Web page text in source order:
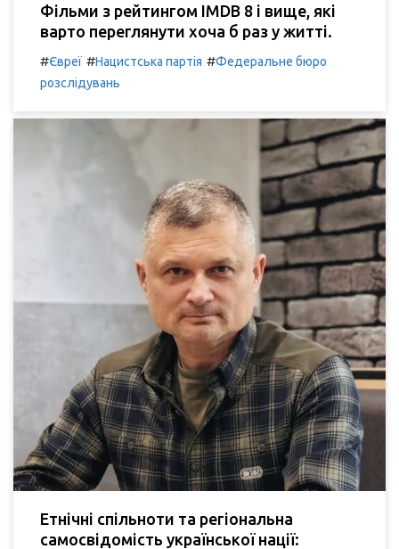
Фільми з рейтингом IMDB 8 і вище, які
варто переглянути хоча б раз у житті.
#Євреї #Нацистська партія #Федеральне бюро
розслідувань
Етнічні спільноти та регіональна
самосвідомість української нації: